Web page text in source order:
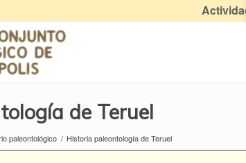
de Teruel
paleontológico / Historia paleontología de Teruel